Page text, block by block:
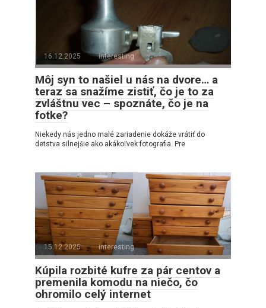
16.12.2025 interesting
Môj syn to našiel u nás na dvore… a
teraz sa snažíme zistiť, čo je to za
zvláštnu vec – spoznáte, čo je na
fotke?
Niekedy nás jedno malé zariadenie dokáže vrátiť do
detstva silnejšie ako akákoľvek fotografia. Pre
15.12.2025 interesting
Kúpila rozbité kufre za pár centov a
premenila komodu na niečo, čo
ohromilo celý internet